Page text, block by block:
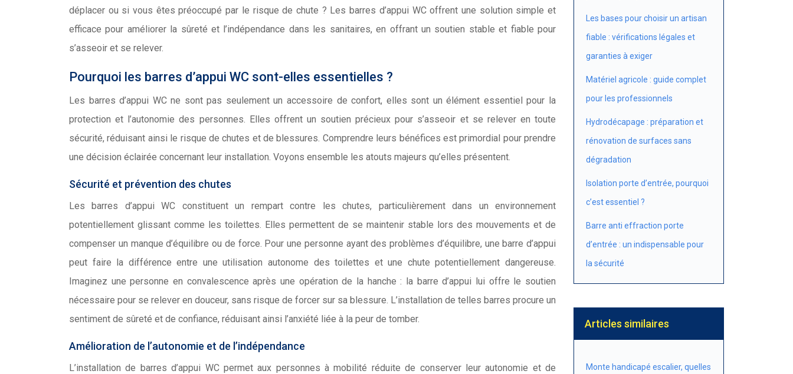
déplacer ou si vous êtes préoccupé par le risque de chute ? Les barres d’appui WC offrent une solution simple et
efficace pour améliorer la sûreté et l’indépendance dans les sanitaires, en offrant un soutien stable et fiable pour
s’asseoir et se relever.
Pourquoi les barres d’appui WC sont-elles essentielles ?
Les barres d’appui WC ne sont pas seulement un accessoire de confort, elles sont un élément essentiel pour la
protection et l’autonomie des personnes. Elles offrent un soutien précieux pour s’asseoir et se relever en toute
sécurité, réduisant ainsi le risque de chutes et de blessures. Comprendre leurs bénéfices est primordial pour prendre
une décision éclairée concernant leur installation. Voyons ensemble les atouts majeurs qu’elles présentent.
Sécurité et prévention des chutes
Les barres d’appui WC constituent un rempart contre les chutes, particulièrement dans un environnement
potentiellement glissant comme les toilettes. Elles permettent de se maintenir stable lors des mouvements et de
compenser un manque d’équilibre ou de force. Pour une personne ayant des problèmes d’équilibre, une barre d’appui
peut faire la différence entre une utilisation autonome des toilettes et une chute potentiellement dangereuse.
Imaginez une personne en convalescence après une opération de la hanche : la barre d’appui lui offre le soutien
nécessaire pour se relever en douceur, sans risque de forcer sur sa blessure. L’installation de telles barres procure un
sentiment de sûreté et de confiance, réduisant ainsi l’anxiété liée à la peur de tomber.
Amélioration de l’autonomie et de l’indépendance
L’installation de barres d’appui WC permet aux personnes à mobilité réduite de conserver leur autonomie et de
Les bases pour choisir un artisan
fiable : vérifications légales et
garanties à exiger
Matériel agricole : guide complet
pour les professionnels
Hydrodécapage : préparation et
rénovation de surfaces sans
dégradation
Isolation porte d’entrée, pourquoi
c’est essentiel ?
Barre anti effraction porte
d’entrée : un indispensable pour
la sécurité
Articles similaires
Monte handicapé escalier, quelles